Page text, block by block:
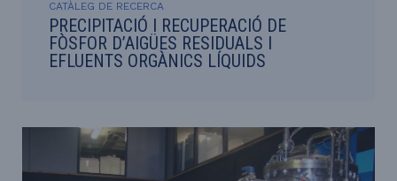
CATÀLEG DE RECERCA
PRECIPITACIÓ I RECUPERACIÓ DE
FÒSFOR D’AIGÜES RESIDUALS I
EFLUENTS ORGÀNICS LÍQUIDS